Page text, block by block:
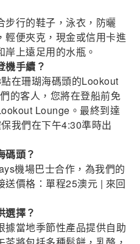
步行的鞋子，泳衣，防曬
輕便夾克，現金或信用卡進
上遠足用的水瓶。
機手續？
在珊瑚海碼頭的Lookout
的客人，您將在登船前免
Lounge。最終到達
我們在下午4:30準時出
碼頭？
機場巴士合作，為我們的
送價格：單程25澳元 | 來回
選擇？
據當地季節性產品提供自助